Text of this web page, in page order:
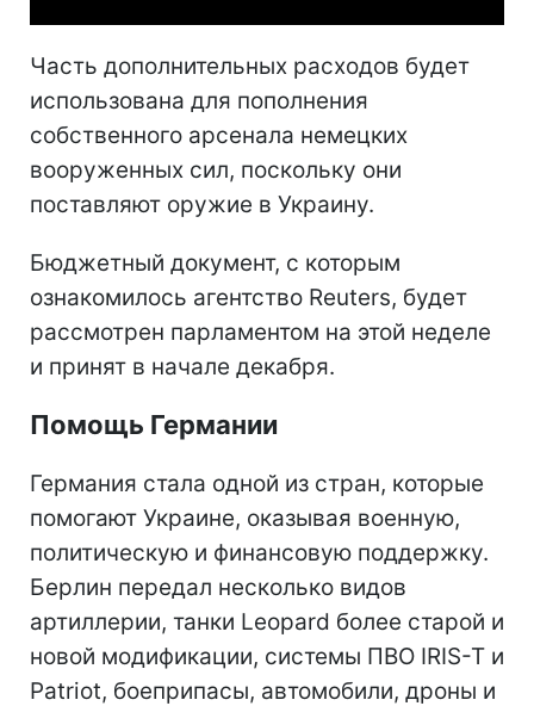
Часть дополнительных расходов будет
использована для пополнения
собственного арсенала немецких
вооруженных сил, поскольку они
поставляют оружие в Украину.
Бюджетный документ, с которым
ознакомилось агентство Reuters, будет
рассмотрен парламентом на этой неделе
и принят в начале декабря.
Помощь Германии
Германия стала одной из стран, которые
помогают Украине, оказывая военную,
политическую и финансовую поддержку.
Берлин передал несколько видов
артиллерии, танки Leopard более старой и
новой модификации, системы ПВО IRIS-T и
Patriot, боеприпасы, автомобили, дроны и